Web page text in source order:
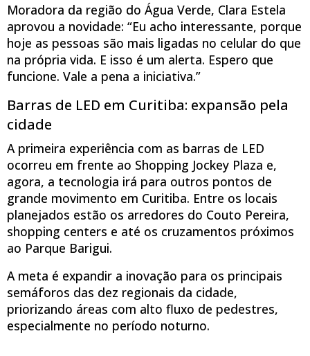
Moradora da região do Água Verde, Clara Estela
aprovou a novidade: “Eu acho interessante, porque
hoje as pessoas são mais ligadas no celular do que
na própria vida. E isso é um alerta. Espero que
funcione. Vale a pena a iniciativa.”
Barras de LED em Curitiba: expansão pela
cidade
A primeira experiência com as barras de LED
ocorreu em frente ao Shopping Jockey Plaza e,
agora, a tecnologia irá para outros pontos de
grande movimento em Curitiba. Entre os locais
planejados estão os arredores do Couto Pereira,
shopping centers e até os cruzamentos próximos
ao Parque Barigui.
A meta é expandir a inovação para os principais
semáforos das dez regionais da cidade,
priorizando áreas com alto fluxo de pedestres,
especialmente no período noturno.